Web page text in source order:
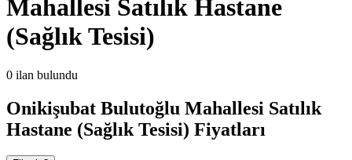
Mahallesi Satılık Hastane
(Sağlık Tesisi)
0 ilan bulundu
Onikişubat Bulutoğlu Mahallesi Satılık
Hastane (Sağlık Tesisi) Fiyatları